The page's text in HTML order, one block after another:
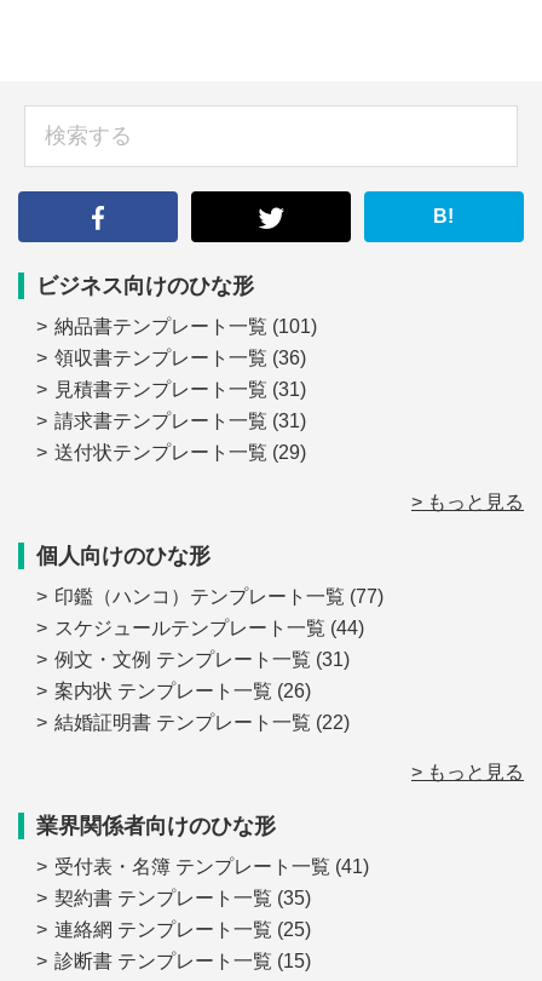
B!
ビジネス向けのひな形
納品書テンプレート一覧 (101)
領収書テンプレート一覧 (36)
見積書テンプレート一覧 (31)
請求書テンプレート一覧 (31)
送付状テンプレート一覧 (29)
> もっと見る
個人向けのひな形
印鑑（ハンコ）テンプレート一覧 (77)
スケジュールテンプレート一覧 (44)
例文・文例 テンプレート一覧 (31)
案内状 テンプレート一覧 (26)
結婚証明書 テンプレート一覧 (22)
> もっと見る
業界関係者向けのひな形
受付表・名簿 テンプレート一覧 (41)
契約書 テンプレート一覧 (35)
連絡網 テンプレート一覧 (25)
診断書 テンプレート一覧 (15)